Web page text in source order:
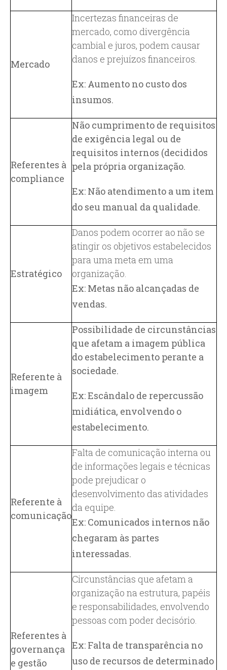
Mercado
Incertezas financeiras de
mercado, como divergência
cambial e juros, podem causar
danos e prejuízos financeiros.
Ex: Aumento no custo dos
insumos.
Referentes à
compliance
Não cumprimento de requisitos
de exigência legal ou de
requisitos internos (decididos
pela própria organização.
Ex: Não atendimento a um item
do seu manual da qualidade.
Estratégico
Danos podem ocorrer ao não se
atingir os objetivos estabelecidos
para uma meta em uma
organização.
Ex: Metas não alcançadas de
vendas.
Referente à
imagem
Possibilidade de circunstâncias
que afetam a imagem pública
do estabelecimento perante a
sociedade.
Ex: Escândalo de repercussão
midiática, envolvendo o
estabelecimento.
Referente à
comunicação
Falta de comunicação interna ou
de informações legais e técnicas
pode prejudicar o
desenvolvimento das atividades
da equipe.
Ex: Comunicados internos não
chegaram às partes
interessadas.
Referentes à
governança
e gestão
Circunstâncias que afetam a
organização na estrutura, papéis
e responsabilidades, envolvendo
pessoas com poder decisório.
Ex: Falta de transparência no
uso de recursos de determinado